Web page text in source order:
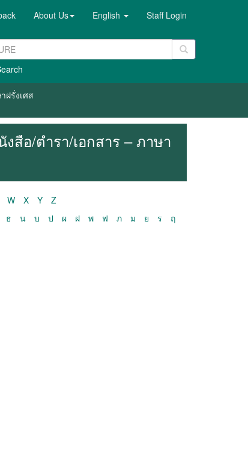
About Us English Staff Login
ฝรั่งเศส
งสือ/ตำรา/เอกสาร – ภาษา
W X Y
Z
ธ น บ ป ผ ฝ พ ฟ ภ ม ย ร
ฤ